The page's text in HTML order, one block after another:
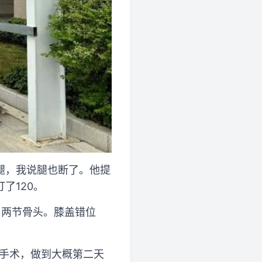
，我说腿也断了。他提
120。
节骨头。膝盖错位
术，做到大概第二天